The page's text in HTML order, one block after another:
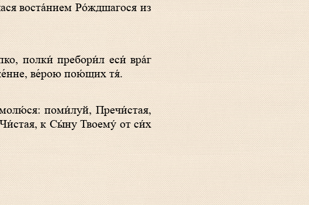
воста́нием Ро́ждшагося из
ве́рою пою́щих тя́.
к Сы́ну Твоему́ от си́х